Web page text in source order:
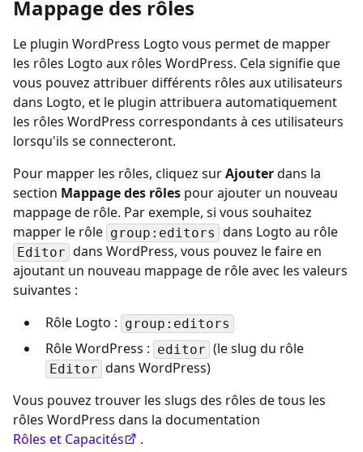
Mappage des rôles
Le plugin WordPress Logto vous permet de mapper
les rôles Logto aux rôles WordPress. Cela signifie que
vous pouvez attribuer différents rôles aux utilisateurs
dans Logto, et le plugin attribuera automatiquement
les rôles WordPress correspondants à ces utilisateurs
lorsqu'ils se connecteront.
Pour mapper les rôles, cliquez surAjouterdans la
section Mappage des rôles pour ajouter un nouveau
mappage de rôle. Par exemple, si vous souhaitez
mapper le rôle group:editors dans Logto au rôle
Editor dans WordPress, vous pouvez le faire en
ajoutant un nouveau mappage de rôle avec les valeurs
suivantes :
Rôle Logto : group:editors
Rôle WordPress : editor (le slug du rôle
Editor dans WordPress)
Vous pouvez trouver les slugs des rôles de tous les
rôles WordPress dans la documentation
Rôles et Capacités
.